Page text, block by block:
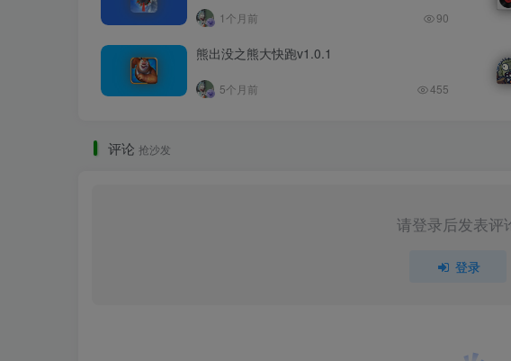
1个月前 90
熊出没之熊大快跑v1.0.1
5个月前 455
评论 抢沙发
请登录后发表评
登录